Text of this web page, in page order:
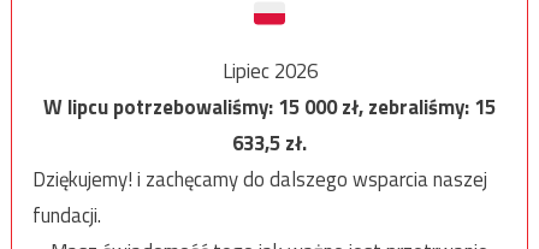
Lipiec 2026
W lipcu potrzebowaliśmy:15 000zł, zebraliśmy:15
633,5zł.
Dziękujemy! i zachęcamy do dalszego wsparcia naszej
fundacji.